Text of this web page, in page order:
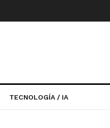
TECNOLOGÍA / IA